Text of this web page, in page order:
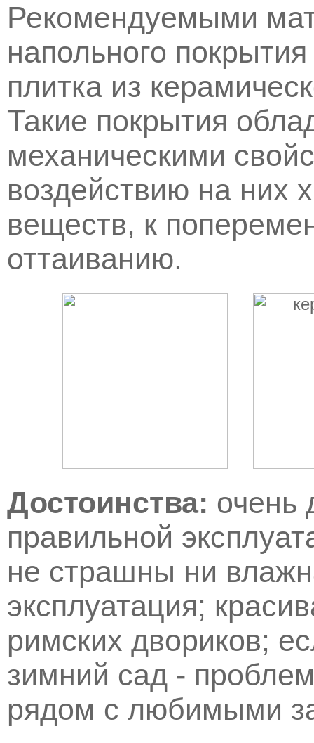
Рекомендуемыми
напольного
плитка из
Такие покрытия
механическими
воздействию на них
веществ, к
оттаиванию.
Достоинства: очень
правильной
не страшны ни
эксплуатация;
римских двориков;
зимний сад -
рядом с любимыми